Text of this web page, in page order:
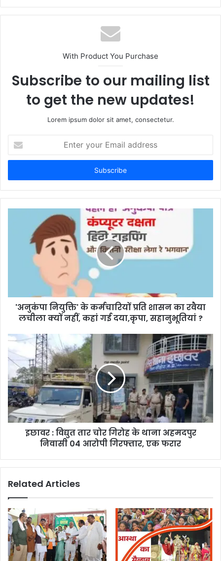
b
s
i
e
With Product You Purchase
Subscribe to our mailing list
to get the new updates!
Lorem ipsum dolor sit amet, consectetur.
t
r
y
s
s
'अनुकंपा नियुक्ति' के कर्मचारियों प्रति शासन का रवैया
लचीला क्यों नहीं, कहां गई दया,कृपा, सहानुभूतियां ?
इछावर : विद्युत तार चोर गिरोह के थाना अहमदपुर
निवासी 04 आरोपी गिरफ्तार, एक फरार
Related Articles